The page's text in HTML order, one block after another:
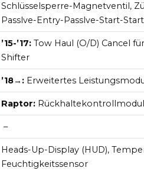
Schlüsselsperre-Magnetventil,
Passlve-Entry-Passlve-Start-
’15-’17: Tow Haul (O/D) Cancel
Shifter
’18→: Erweitertes
Raptor:
–
Heads-Up-Display (HUD),
Feuchtigkeitssensor